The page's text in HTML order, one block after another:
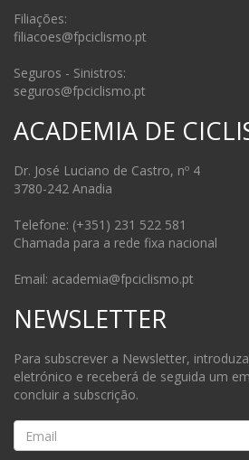
Filiações:
filiacoes@fpciclismo.pt
Seguros - Sinistros:
seguros@fpciclismo.pt
ACADEMIA DE
Dr. José Luciano de Castro, nº 4
3780-242 Anadia
Telefone: (+351) 231 522 581
Chamada para a rede fixa nacional
Email: academia@fpciclismo.pt
NEWSLETTER
Para subscrever a Newsletter,
eletrónico e receberá de seguida um
concluir a subscrição.
Email